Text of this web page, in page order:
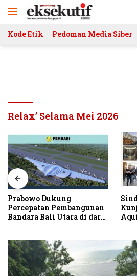
Kode Etik Pedoman Media Siber
Relax’ Selama Mei 2026
Prabowo Dukung
Percepatan Pembangunan
Bandara Bali Utara di darat